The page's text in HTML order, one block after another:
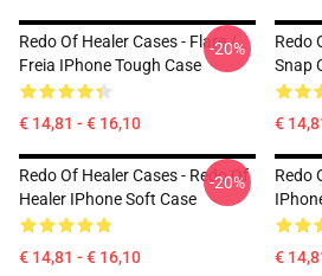
Redo Of Healer Cases - Flare /
Freia IPhone Tough Case
€ 14,81 - € 16,10
-20%
Redo
Snap
€
Redo Of Healer Cases - Redo Of
Healer IPhone Soft Case
€ 14,81 - € 16,10
-20%
Redo
€